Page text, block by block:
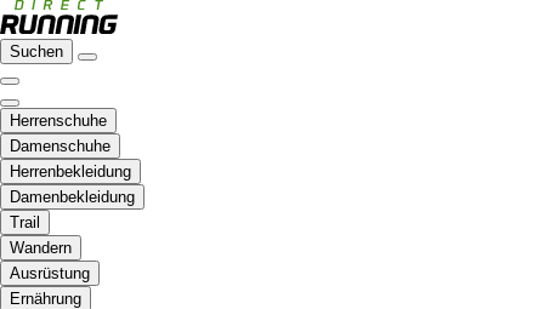
Suchen
Herrenschuhe
Damenschuhe
Herrenbekleidung
Damenbekleidung
Trail
Wandern
Ausrüstung
Ernährung